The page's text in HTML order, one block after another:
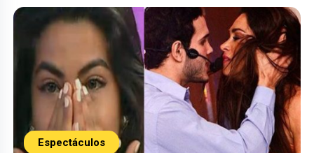
Espectáculos